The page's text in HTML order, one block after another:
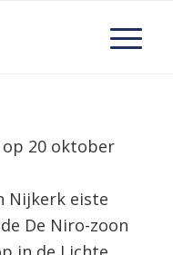
20 oktober
Nijkerk eiste
De Niro-zoon